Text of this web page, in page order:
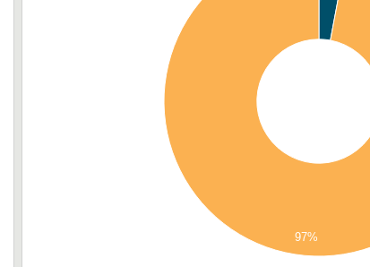
97%